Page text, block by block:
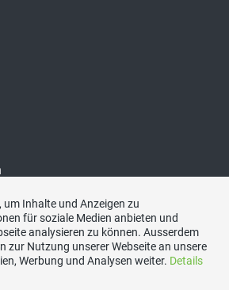
um Inhalte und Anzeigen zu
für soziale Medien anbieten und
analysieren zu können. Ausserdem
zur Nutzung unserer Webseite an unsere
Werbung und Analysen weiter. Details